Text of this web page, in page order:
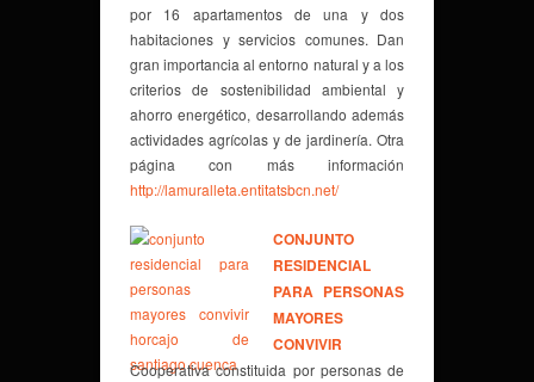
por 16 apartamentos de una y dos
habitaciones y servicios comunes. Dan
gran importancia al entorno natural y a los
criterios de sostenibilidad ambiental y
ahorro energético, desarrollando además
actividades agrícolas y de jardinería. Otra
página con más información
http://lamuralleta.entitatsbcn.net/
CONJUNTO
RESIDENCIAL
PARA PERSONAS
MAYORES
CONVIVIR
Cooperativa constituida por personas de